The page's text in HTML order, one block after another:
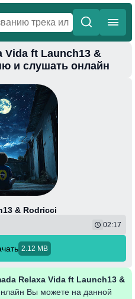
Vida ft Launch13 &
и слушать онлайн
& Rodricci
02:17
2.12 MB
Relaxa Vida ft Launch13 &
Вы можете на данной